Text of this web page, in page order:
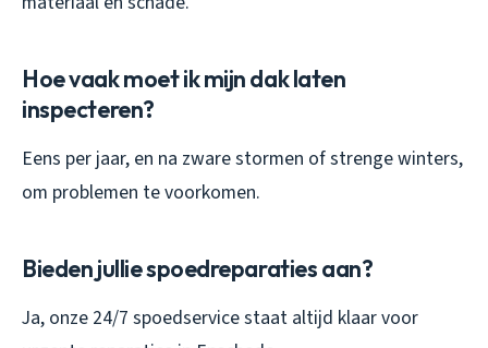
Hoe vaak moet ik mijn dak laten
inspecteren?
Eens per jaar, en na zware stormen of strenge winters,
om problemen te voorkomen.
Bieden jullie spoedreparaties aan?
Ja, onze 24/7 spoedservice staat altijd klaar voor